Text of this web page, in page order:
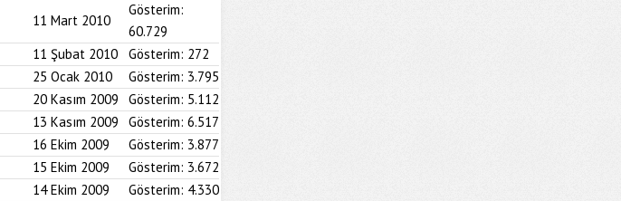
11 Mart 2010
Gösterim:
60.729
11 Şubat 2010 Gösterim: 272
25 Ocak 2010 Gösterim: 3.795
20 Kasım 2009 Gösterim: 5.112
13 Kasım 2009 Gösterim: 6.517
16 Ekim 2009 Gösterim: 3.877
15 Ekim 2009 Gösterim: 3.672
14 Ekim 2009 Gösterim: 4.330